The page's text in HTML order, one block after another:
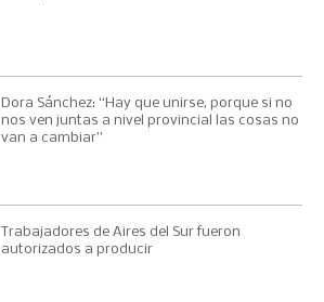
Dora Sánchez: “Hay que unirse, porque si no
nos ven juntas a nivel provincial las cosas no
van a cambiar”
Trabajadores de Aires del Sur fueron
autorizados a producir